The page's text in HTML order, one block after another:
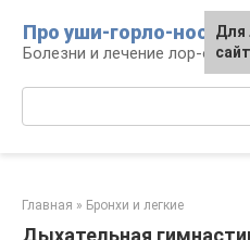
контенту
Про уши-горло-нос
Болезни и лечение лор-
Главная » Бронхи и легкие
Дыхательная
Для